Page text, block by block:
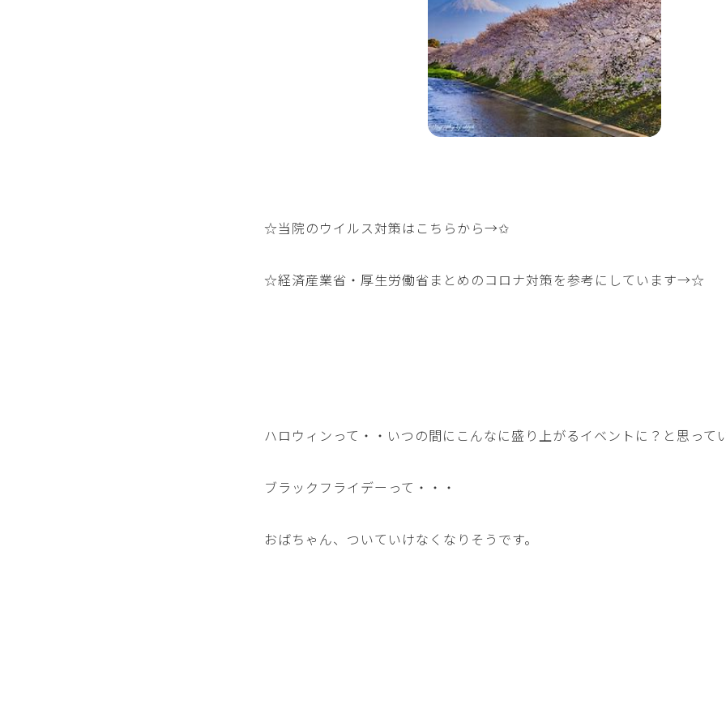
☆当院のウイルス対策はこちらから→✩
☆経済産業省・厚生労働省まとめのコロナ対策を参考にしています→☆
ハロウィンって・・いつの間にこんなに盛り上がるイベントに？と思って
ブラックフライデーって・・・
おばちゃん、ついていけなくなりそうです。